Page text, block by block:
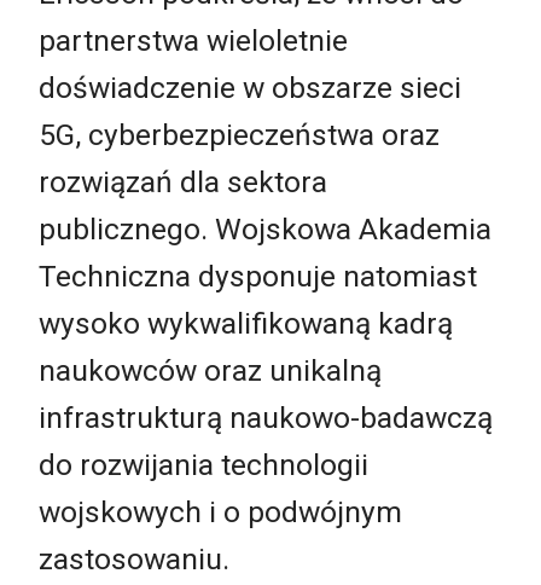
partnerstwa wieloletnie
doświadczenie w obszarze sieci
5G, cyberbezpieczeństwa oraz
rozwiązań dla sektora
publicznego. Wojskowa Akademia
Techniczna dysponuje natomiast
wysoko wykwalifikowaną kadrą
naukowców oraz unikalną
infrastrukturą naukowo-badawczą
do rozwijania technologii
wojskowych i o podwójnym
zastosowaniu.